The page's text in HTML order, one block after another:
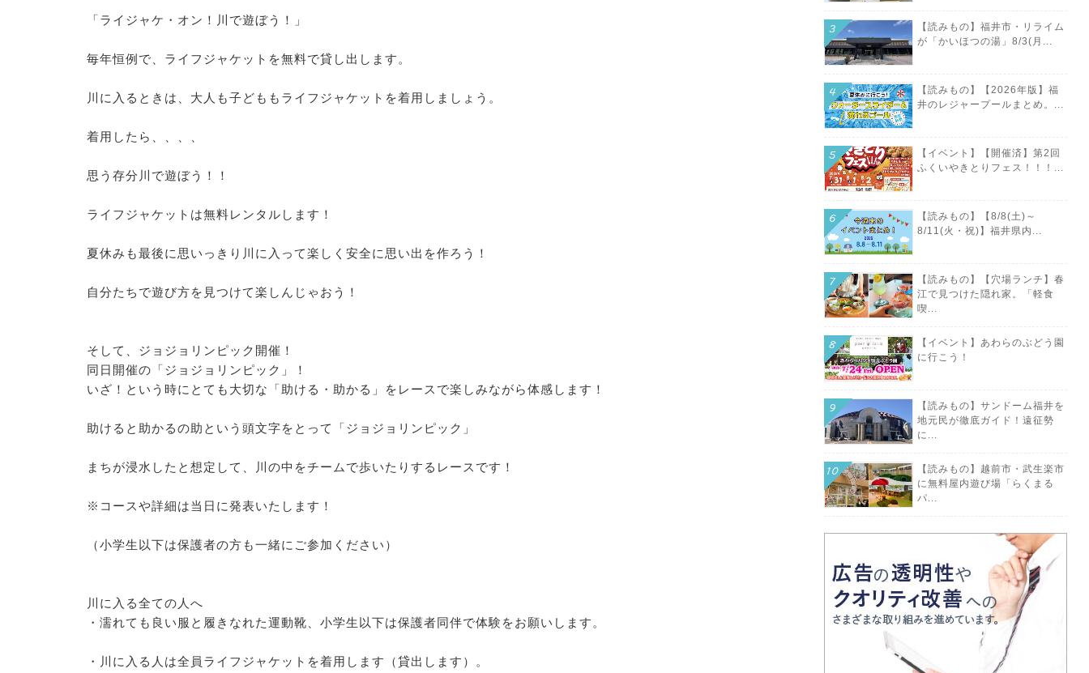
「ライジャケ・オン！川で遊ぼう！」
毎年恒例で、ライフジャケットを無料で貸し出します。
川に入るときは、大人も子どももライフジャケットを着用しましょう。
着用したら、、、、
思う存分川で遊ぼう！！
ライフジャケットは無料レンタルします！
夏休みも最後に思いっきり川に入って楽しく安全に思い出を作ろう！
自分たちで遊び方を見つけて楽しんじゃおう！
そして、ジョジョリンピック開催！
同日開催の「ジョジョリンピック」！
いざ！という時にとても大切な「助ける・助かる」をレースで楽しみながら体感します！
助けると助かるの助という頭文字をとって「ジョジョリンピック」
まちが浸水したと想定して、川の中をチームで歩いたりするレースです！
※コースや詳細は当日に発表いたします！
（小学生以下は保護者の方も一緒にご参加ください）
川に入る全ての人へ
・濡れても良い服と履きなれた運動靴、小学生以下は保護者同伴で体験をお願いします。
・川に入る人は全員ライフジャケットを着用します（貸出します）。
【読みもの】福井市・リライム
が「かいほつの湯」8/3(月...
【読みもの】【2026年版】福
井のレジャープールまとめ。...
【イベント】【開催済】第2回
ふくいやきとりフェス！！！...
【読みもの】【8/8(土)～
8/11(火・祝)】福井県内...
【読みもの】【穴場ランチ】春
江で見つけた隠れ家。「軽食
喫...
【イベント】あわらのぶどう園
に行こう！
【読みもの】サンドーム福井を
地元民が徹底ガイド！遠征勢
に...
【読みもの】越前市・武生楽市
に無料屋内遊び場「らくまる
パ...